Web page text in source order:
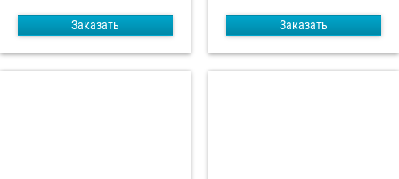
Заказать Заказать